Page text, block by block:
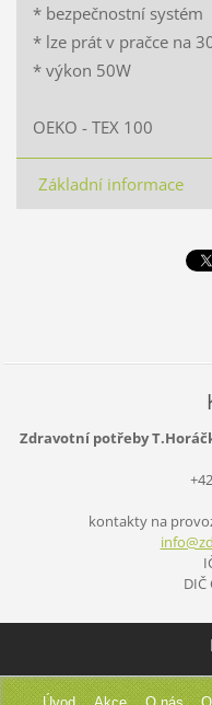
* bezpečnostní systém
* lze prát v pračce na
* výkon 50W
OEKO - TEX 100
Základní informace
Zdravotní potřeby
kontakty na
DIČ